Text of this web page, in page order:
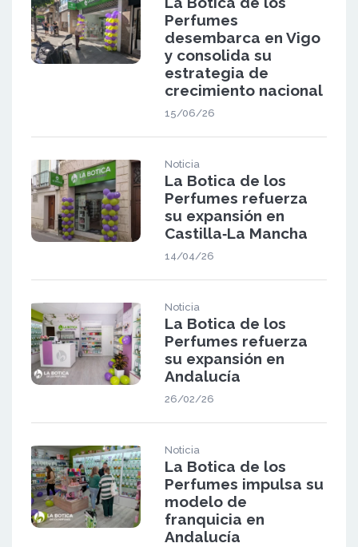
Perfumes
desembarca en Vigo
y consolida su
estrategia de
crecimiento nacional
15/06/26
Noticia
La Botica de los
Perfumes refuerza
su expansión en
Castilla‑La Mancha
14/04/26
Noticia
La Botica de los
Perfumes refuerza
su expansión en
Andalucía
26/02/26
Noticia
La Botica de los
Perfumes impulsa su
modelo de
franquicia en
Andalucía